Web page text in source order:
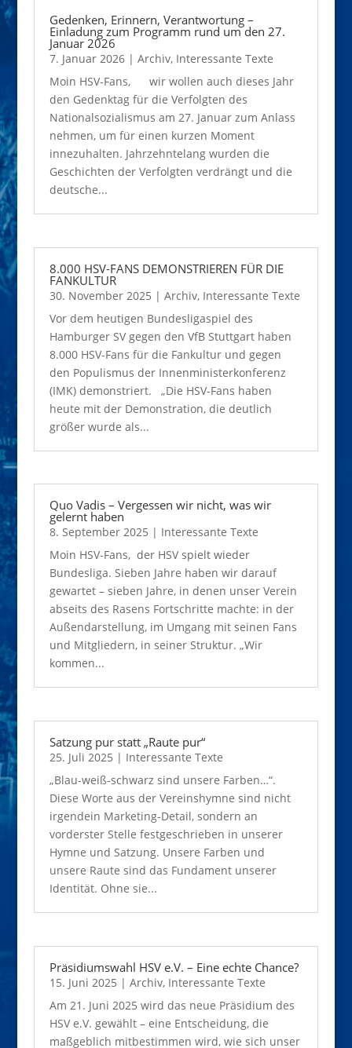
Gedenken, Erinnern, Verantwortung –
Einladung zum Programm rund um den 27.
Januar 2026
7. Januar 2026| Archiv, Interessante Texte
Moin HSV-Fans, wir wollen auch dieses Jahr
den Gedenktag für die Verfolgten des
Nationalsozialismus am 27. Januar zum Anlass
nehmen, um für einen kurzen Moment
innezuhalten. Jahrzehntelang wurden die
Geschichten der Verfolgten verdrängt und die
deutsche...
8.000 HSV-FANS DEMONSTRIEREN FÜR DIE
FANKULTUR
30. November 2025 | Archiv, Interessante Texte
Vor dem heutigen Bundesligaspiel des
Hamburger SV gegen den VfB Stuttgart haben
8.000 HSV-Fans für die Fankultur und gegen
den Populismus der Innenministerkonferenz
(IMK) demonstriert. „Die HSV-Fans haben
heute mit der Demonstration, die deutlich
größer wurde als...
Quo Vadis – Vergessen wir nicht, was wir
gelernt haben
8. September 2025 | Interessante Texte
Moin HSV-Fans, der HSV spielt wieder
Bundesliga. Sieben Jahre haben wir darauf
gewartet – sieben Jahre, in denen unser Verein
abseits des Rasens Fortschritte machte: in der
Außendarstellung, im Umgang mit seinen Fans
und Mitgliedern, in seiner Struktur. „Wir
kommen...
Satzung pur statt „Raute pur“
25. Juli 2025 | Interessante Texte
„Blau-weiß-schwarz sind unsere Farben…“.
Diese Worte aus der Vereinshymne sind nicht
irgendein Marketing-Detail, sondern an
vorderster Stelle festgeschrieben in unserer
Hymne und Satzung. Unsere Farben und
unsere Raute sind das Fundament unserer
Identität. Ohne sie...
Präsidiumswahl HSV e.V. – Eine echte Chance?
15. Juni 2025 | Archiv, Interessante Texte
Am 21. Juni 2025 wird das neue Präsidium des
HSV e.V. gewählt – eine Entscheidung, die
maßgeblich mitbestimmen wird, wie sich unser